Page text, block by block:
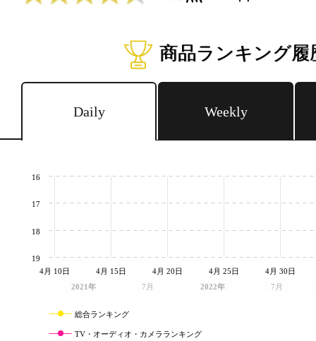
商品ランキング履
Daily Weekly
2021年 7月 2022年 7月
4月 10日 4月 15日 4月 20日 4月 25日 4月 30日
16
17
18
19
総合ランキング
TV・オーディオ・カメラランキング